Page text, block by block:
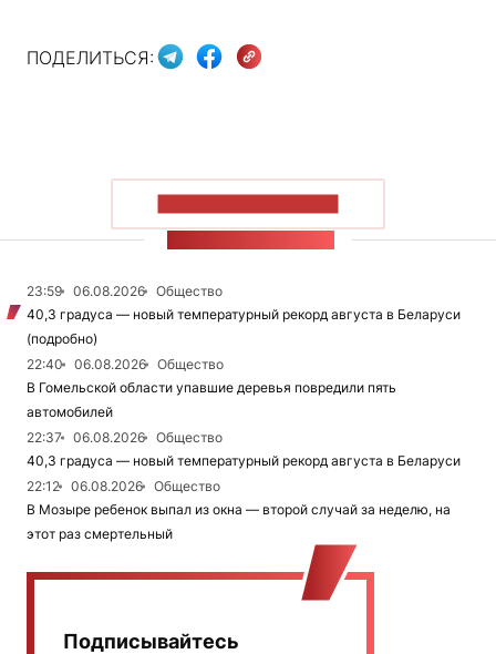
ПОДЕЛИТЬСЯ:
23:59 06.08.2026
Общество
40,3 градуса — новый температурный рекорд августа в Беларуси
(подробно)
22:40
06.08.2026
Общество
В Гомельской области упавшие деревья повредили пять
автомобилей
22:37
06.08.2026
Общество
40,3 градуса — новый температурный рекорд августа в Беларуси
22:12
06.08.2026
Общество
В Мозыре ребенок выпал из окна — второй случай за неделю, на
этот раз смертельный
Подписывайтесь